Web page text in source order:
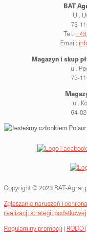
BAT
Ul.
73-
Tel.:
Email:
Magazyn i skup
ul.
73-
ul.
64-
Copyright © 2023 BAT-
Zgłaszanie naruszeń i
realizacji strategii podatkowej
Regulaminy promocji | RODO |